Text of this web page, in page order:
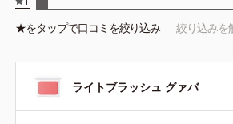
★をタップで口コミを絞り込み 絞り込みを
ライトブラッシュ グァバ